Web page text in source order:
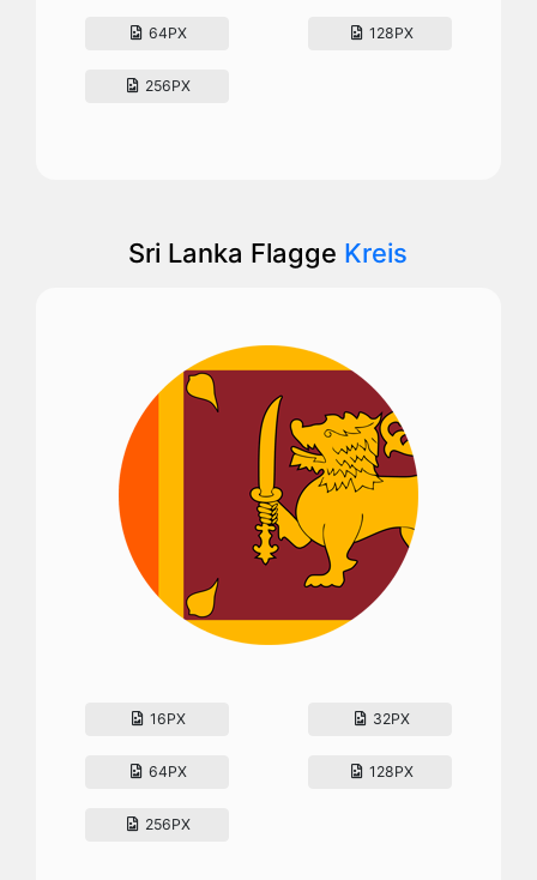
64PX 128PX
256PX
Sri Lanka Flagge Kreis
16PX 32PX
64PX 128PX
256PX